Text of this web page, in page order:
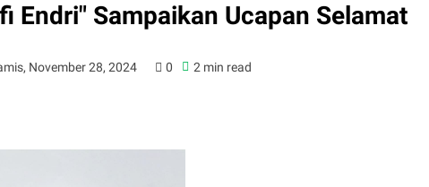
Endri" Sampaikan Ucapan Selamat
November 28, 2024 0 2 min read